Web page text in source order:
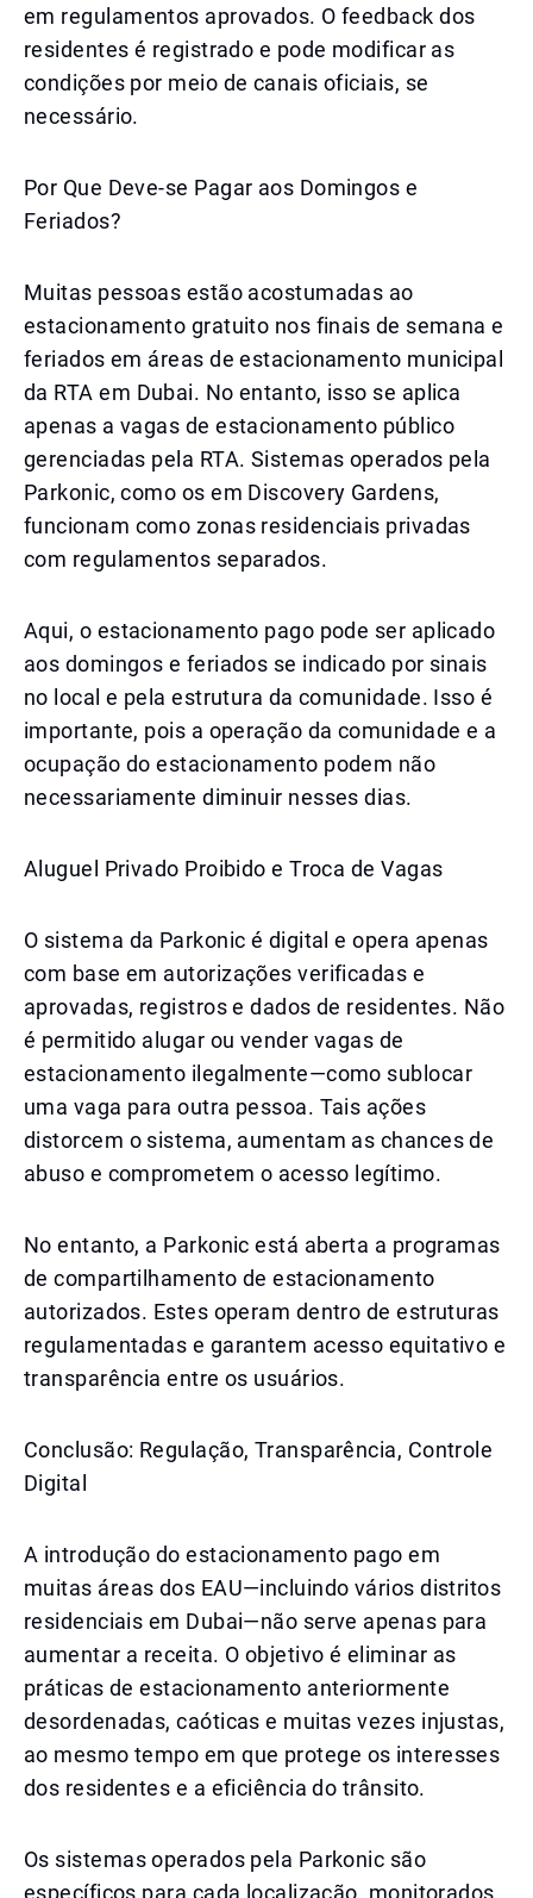
em regulamentos aprovados. O feedback dos
residentes é registrado e pode modificar as
condições por meio de canais oficiais, se
necessário.
Por Que Deve-se Pagar aos Domingos e
Feriados?
Muitas pessoas estão acostumadas ao
estacionamento gratuito nos finais de semana e
feriados em áreas de estacionamento municipal
da RTA em Dubai. No entanto, isso se aplica
apenas a vagas de estacionamento público
gerenciadas pela RTA. Sistemas operados pela
Parkonic, como os em Discovery Gardens,
funcionam como zonas residenciais privadas
com regulamentos separados.
Aqui, o estacionamento pago pode ser aplicado
aos domingos e feriados se indicado por sinais
no local e pela estrutura da comunidade. Isso é
importante, pois a operação da comunidade e a
ocupação do estacionamento podem não
necessariamente diminuir nesses dias.
Aluguel Privado Proibido e Troca de Vagas
O sistema da Parkonic é digital e opera apenas
com base em autorizações verificadas e
aprovadas, registros e dados de residentes. Não
é permitido alugar ou vender vagas de
estacionamento ilegalmente—como sublocar
uma vaga para outra pessoa. Tais ações
distorcem o sistema, aumentam as chances de
abuso e comprometem o acesso legítimo.
No entanto, a Parkonic está aberta a programas
de compartilhamento de estacionamento
autorizados. Estes operam dentro de estruturas
regulamentadas e garantem acesso equitativo e
transparência entre os usuários.
Conclusão: Regulação, Transparência, Controle
Digital
A introdução do estacionamento pago em
muitas áreas dos EAU—incluindo vários distritos
residenciais em Dubai—não serve apenas para
aumentar a receita. O objetivo é eliminar as
práticas de estacionamento anteriormente
desordenadas, caóticas e muitas vezes injustas,
ao mesmo tempo em que protege os interesses
dos residentes e a eficiência do trânsito.
Os sistemas operados pela Parkonic são
específicos para cada localização, monitorados